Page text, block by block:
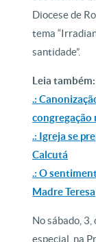
Diocese de
tema
santidade”.
Leia também:
.:
congregação
.: Igreja se
Calcutá
.: O
Madre Teresa
No sábado,
especial, na